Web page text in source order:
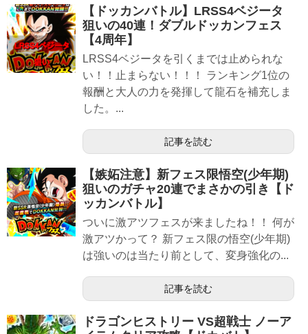
【ドッカンバトル】LRSS4ベジータ
狙いの40連！ダブルドッカンフェス
【4周年】
LRSS4ベジータを引くまでは止められな
い！！止まらない！！！ ランキング1位の
報酬と大人の力を発揮して龍石を補充しま
した。...
記事を読む
【嫉妬注意】新フェス限悟空(少年期)
狙いのガチャ20連でまさかの引き【ド
ッカンバトル】
ついに激アツフェスが来ましたね！！ 何が
激アツかって？ 新フェス限の悟空(少年期)
は強いのは当たり前として、変身強化の...
記事を読む
ドラゴンヒストリー VS超戦士 ノーア